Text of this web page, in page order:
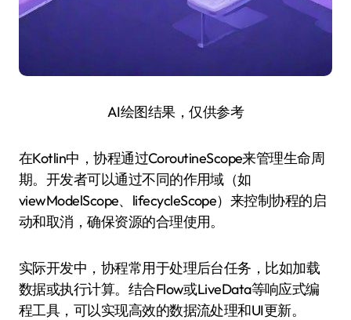
AI绘图结果，仅供参考
在Kotlin中，协程通过CoroutineScope来管理生命周
期。开发者可以通过不同的作用域（如
viewModelScope、lifecycleScope）来控制协程的启
动和取消，确保资源的合理使用。
实际开发中，协程常用于处理后台任务，比如加载
数据或执行计算。结合Flow或LiveData等响应式编
程工具，可以实现高效的数据流处理和UI更新。